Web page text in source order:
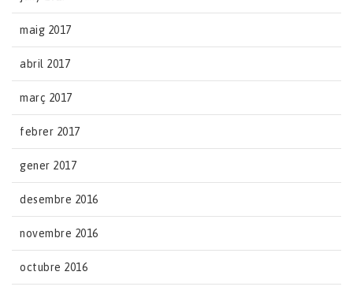
maig 2017
abril 2017
març 2017
febrer 2017
gener 2017
desembre 2016
novembre 2016
octubre 2016